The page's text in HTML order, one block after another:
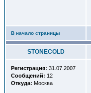
В начало страницы
STONECOLD
Регистрация: 31.07.2007
Сообщений: 12
Откуда: Москва